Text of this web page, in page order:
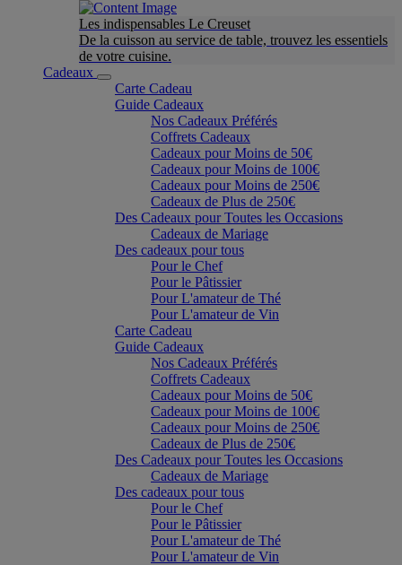
Les indispensables Le Creuset
De la cuisson au service de table, trouvez les essentiels
de votre cuisine.
Cadeaux
Carte Cadeau
Guide Cadeaux
Nos Cadeaux Préférés
Coffrets Cadeaux
Cadeaux pour Moins de 50€
Cadeaux pour Moins de 100€
Cadeaux pour Moins de 250€
Cadeaux de Plus de 250€
Des Cadeaux pour Toutes les Occasions
Cadeaux de Mariage
Des cadeaux pour tous
Pour le Chef
Pour le Pâtissier
Pour L'amateur de Thé
Pour L'amateur de Vin
Carte Cadeau
Guide Cadeaux
Nos Cadeaux Préférés
Coffrets Cadeaux
Cadeaux pour Moins de 50€
Cadeaux pour Moins de 100€
Cadeaux pour Moins de 250€
Cadeaux de Plus de 250€
Des Cadeaux pour Toutes les Occasions
Cadeaux de Mariage
Des cadeaux pour tous
Pour le Chef
Pour le Pâtissier
Pour L'amateur de Thé
Pour L'amateur de Vin